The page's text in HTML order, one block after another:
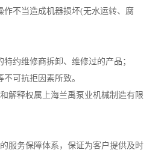
作不当造成机器损坏(无水运转、腐
特约维修商拆卸、维修过的产品；
不可抗拒因素所致。
解释权属上海兰禹泵业机械制造有限
服务保障体系，保证为客户提供及时